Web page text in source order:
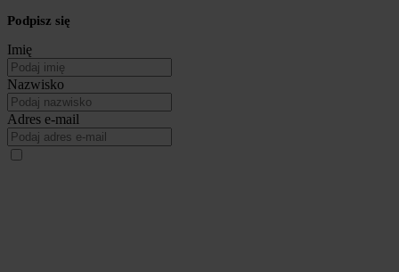
Podpisz się
Imię
Nazwisko
Adres e-mail